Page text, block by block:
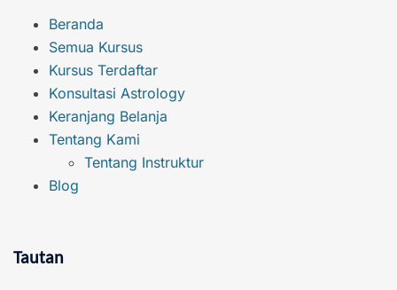
Beranda
Semua Kursus
Kursus Terdaftar
Konsultasi Astrology
Keranjang Belanja
Tentang Kami
Tentang Instruktur
Blog
Tautan